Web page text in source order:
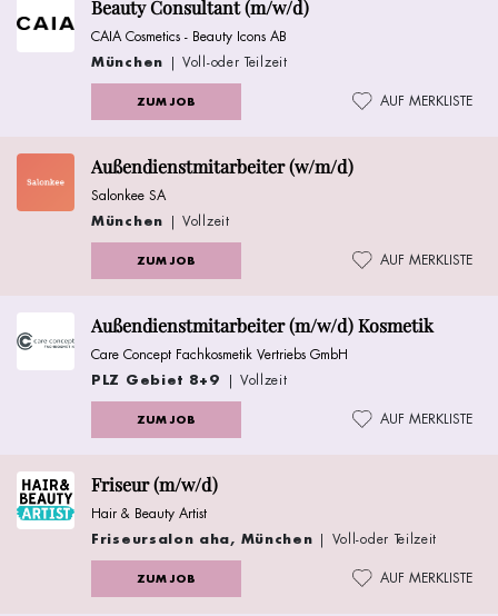
Beauty Consultant (m/w/d)
CAIA Cosmetics - Beauty Icons AB
München | Voll-oder Teilzeit
ZUM JOB AUF MERKLISTE
Außendienstmitarbeiter (w/m/d)
Salonkee SA
München | Vollzeit
ZUM JOB AUF MERKLISTE
Außendienstmitarbeiter (m/w/d) Kosmetik
Care Concept Fachkosmetik Vertriebs GmbH
PLZ Gebiet 8+9 | Vollzeit
ZUM JOB AUF MERKLISTE
Friseur (m/w/d)
Hair & Beauty Artist
Friseursalon aha, München | Voll-oder Teilzeit
ZUM JOB AUF MERKLISTE